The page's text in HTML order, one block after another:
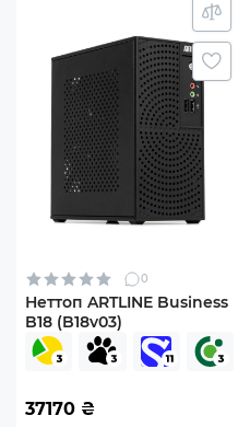
0
Неттоп ARTLINE Business
B18 (B18v03)
37170 ₴